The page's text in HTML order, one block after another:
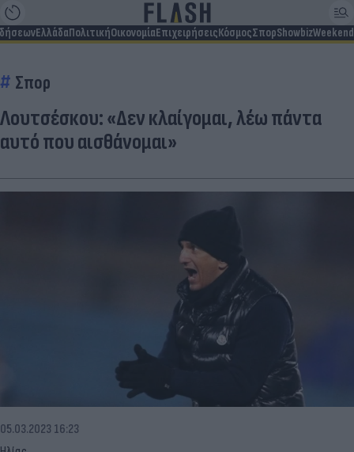
ΕλλάδαΠολιτικήΟικονομίαΕπιχειρήσειςΚόσμοςΣπορShowbizWeekend
Σπορ
Λουτσέσκου: «Δεν κλαίγομαι, λέω πάντα
αυτό που αισθάνομαι»
05.03.2023 16:23